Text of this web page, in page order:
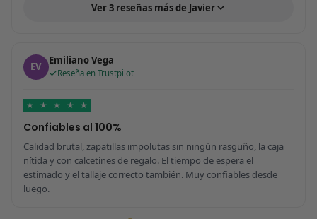
Ver 3 reseñas más de Javier
EV Emiliano Vega
Reseña en Trustpilot
★ ★ ★ ★ ★
Confiables al 100%
Calidad brutal, zapatillas impolutas sin ningún rasguño, la caja
nítida y con calcetines de regalo. El tiempo de espera el
estimado y el tallaje correcto también. Muy confiables desde
luego.